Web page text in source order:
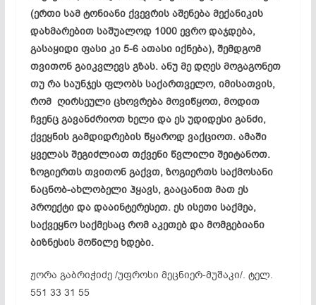
(ერთი სამ ტონიანი ქვევრის აშენება მექანიკის
დახმარებით საშუალოდ 1000 ევრო დაჯდება,
გასაყიდი ფასი კი 5-6 ათასი იქნება), შემდგომ
თვითონ გაიკვლევს გზას. ანუ მე დღეს მოგაგონეთ
თუ რა საუნჯეს ფლობს საქართველო, იმისათვის,
რომ ღირსეული ცხოვრება მოვიწყოთ, მოდით
ჩვენც გავანძრიოთ ხელი და ეს უდიდესი განძი,
ქვეყნის გამდიდრების წყაროდ ვაქციოთ. ამაში
ყველას შეგიძლიათ თქვენი წვლილი შეიტანოთ.
ზოგიერთს თვითონ გაქვთ, ზოგიერთს საქმოსანი
ნაცნობ-ახლობელიჰყავს, გააცანით მათ ეს
პროექტი და დააინტერესეთ. ეს ისეთი საქმეა,
საქვეყნო საქმესაც რომ აკეთებ და მომგებიანი
ბიზნესის მოწილე ხდები.
ჟორა გაბრიჭიძე /უფროსი მეცნიერ-მუშაკი/. ტელ.
551 33 31 55